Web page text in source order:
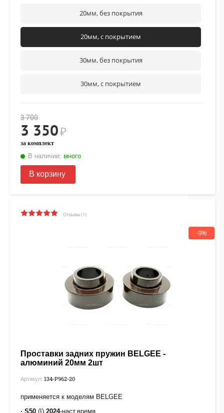
20мм, без покрытия
20мм, с покрытием
30мм, без покрытия
30мм, с покрытием
3 700
3 350₽
за комплект
В наличии: много
В корзину
Отзывы (1)
-9%
Проставки задних пружин BELGEE -
алюминий 20мм 2шт
Артикул: 134-Р962-20
применяется к моделям BELGEE
· S50 (I) 2024-наст.время